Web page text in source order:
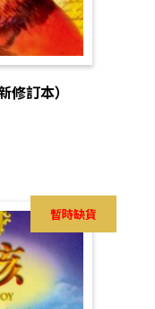
訂本）
暫時缺貨